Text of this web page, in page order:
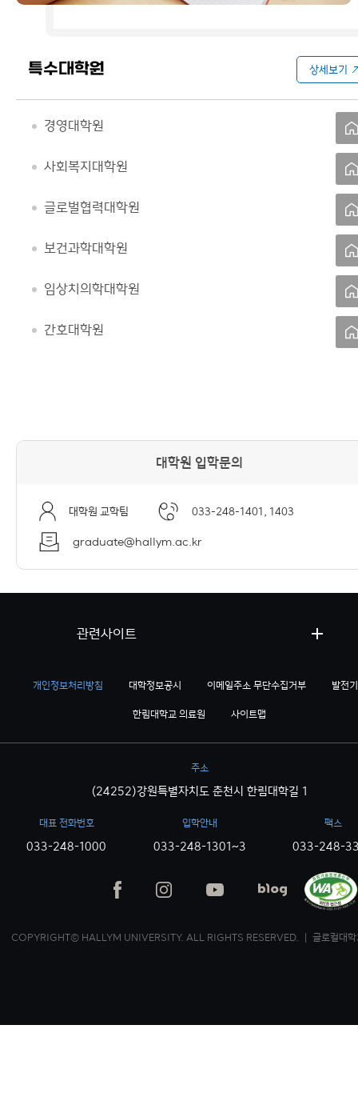
특수대학원 상세보기
경영대학원
사회복지대학원
글로벌협력대학원
보건과학대학원
임상치의학대학원
간호대학원
대학원 입학문의
대학원 교학팀 033-248-1401, 1403
graduate@hallym.ac.kr
개인정보처리방침 대학정보공시 이메일주소 무단수집거부 발전
한림대학교 의료원 사이트맵
관련사이트
주소
(24252)강원특별자치도 춘천시 한림대학길 1
대표 전화번호
033-248-1000
입학안내
033-248-1301~3
팩스
033-248-
COPYRIGHT© HALLYM UNIVERSITY. ALL RIGHTS RESERVED. ｜ 글로컬대